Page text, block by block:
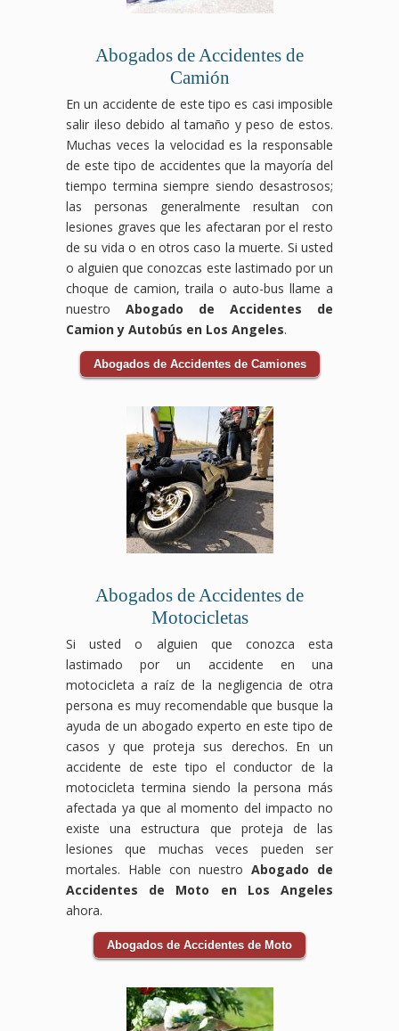
accidente
que
te
corresponde.
y
te
Abogados de Accidentes de
Camión
En un accidente de este tipo es casi imposible
salir ileso debido al tamaño y peso de estos.
Muchas veces la velocidad es la responsable
de este tipo de accidentes que la mayoría del
tiempo termina siempre siendo desastrosos;
las personas generalmente resultan con
lesiones graves que les afectaran por el resto
de su vida o en otros caso la muerte. Si usted
o alguien que conozcas este lastimado por un
choque de camion, traila o auto-bus llame a
nuestro Abogado de Accidentes de
Camion y Autobús en Los Angeles.
Abogados de Accidentes de Camiones
Abogados de Accidentes de
Motocicletas
Si usted o alguien que conozca esta
lastimado por un accidente en una
motocicleta a raíz de la negligencia de otra
persona es muy recomendable que busque la
ayuda de un abogado experto en este tipo de
casos y que proteja sus derechos. En un
accidente de este tipo el conductor de la
motocicleta termina siendo la persona más
afectada ya que al momento del impacto no
existe una estructura que proteja de las
lesiones que muchas veces pueden ser
mortales. Hable con nuestro Abogado de
Accidentes de Moto en Los Angeles
ahora.
Abogados de Accidentes de Moto